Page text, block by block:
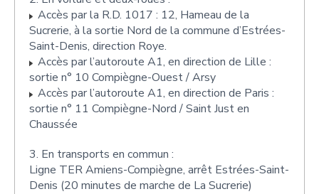
Accès par la R.D. 1017 : 12, Hameau de la
Sucrerie, à la sortie Nord de la commune d’Estrées-
Saint-Denis, direction Roye.
Accès par l’autoroute A1, en direction de Lille :
sortie n° 10 Compiègne-Ouest / Arsy
Accès par l’autoroute A1, en direction de Paris :
sortie n° 11 Compiègne-Nord / Saint Just en
Chaussée
3. En transports en commun :
Ligne TER Amiens-Compiègne, arrêt Estrées-Saint-
Denis (20 minutes de marche de La Sucrerie)